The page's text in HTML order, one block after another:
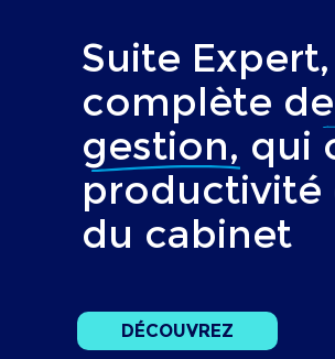
Suite
complète de
gestion, qui
productivité
du cabinet
DÉCOUVREZ